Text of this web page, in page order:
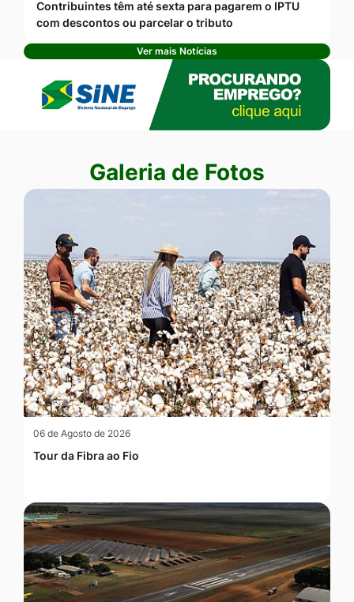
Contribuintes têm até sexta para pagarem o IPTU
com descontos ou parcelar o tributo
Ver mais Notícias
Seção Galeria de Fotos
Galeria de Fotos
06 de Agosto de 2026
Tour da Fibra ao Fio